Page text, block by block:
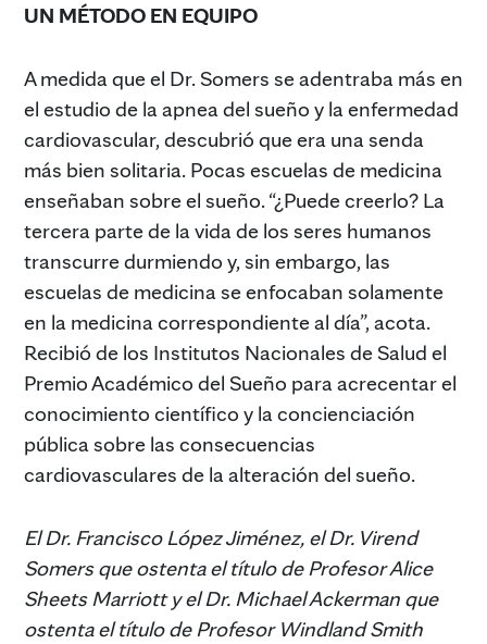
UN MÉTODO EN EQUIPO
A medida que el Dr. Somers se adentraba más en
el estudio de la apnea del sueño y la enfermedad
cardiovascular, descubrió que era una senda
más bien solitaria. Pocas escuelas de medicina
enseñaban sobre el sueño. “¿Puede creerlo? La
tercera parte de la vida de los seres humanos
transcurre durmiendo y, sin embargo, las
escuelas de medicina se enfocaban solamente
en la medicina correspondiente al día”, acota.
Recibió de los Institutos Nacionales de Salud el
Premio Académico del Sueño para acrecentar el
conocimiento científico y la concienciación
pública sobre las consecuencias
cardiovasculares de la alteración del sueño.
El Dr. Francisco López Jiménez, el Dr. Virend
Somers que ostenta el título de Profesor Alice
Sheets Marriott y el Dr. Michael Ackerman que
ostenta el título de Profesor Windland Smith